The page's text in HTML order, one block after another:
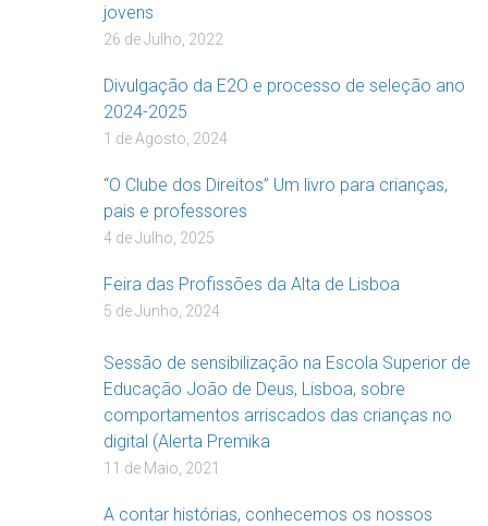
jovens
26 de Julho, 2022
Divulgação da E2O e processo de seleção ano
2024-2025
1 de Agosto, 2024
“O Clube dos Direitos” Um livro para crianças,
pais e professores
4 de Julho, 2025
Feira das Profissões da Alta de Lisboa
5 de Junho, 2024
Sessão de sensibilização na Escola Superior de
Educação João de Deus, Lisboa, sobre
comportamentos arriscados das crianças no
digital (Alerta Premika
11 de Maio, 2021
A contar histórias, conhecemos os nossos